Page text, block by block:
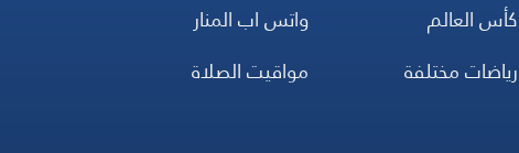
كأس العالم
رياضات مختلفة
واتس اب المنار
مواقيت الصلاة